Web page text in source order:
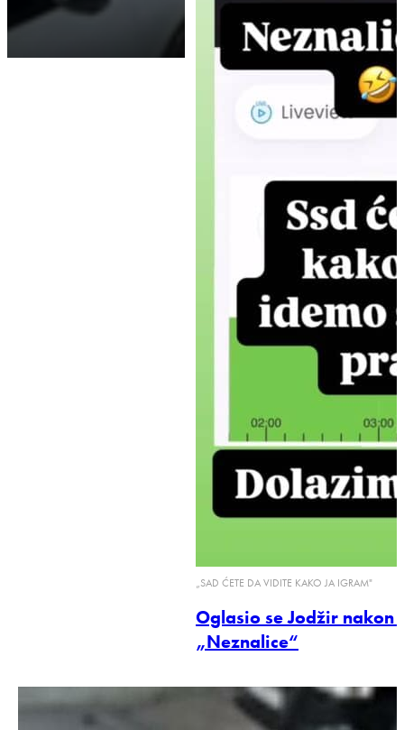
„SAD ĆETE DA VIDITE KAKO JA IGRAM"
Oglasio se Jodžir nakon
„Neznalice“